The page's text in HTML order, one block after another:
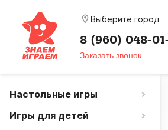
room Выберите город
8 (960) 048-
Заказать звонок
Настольные игры
Игры для детей